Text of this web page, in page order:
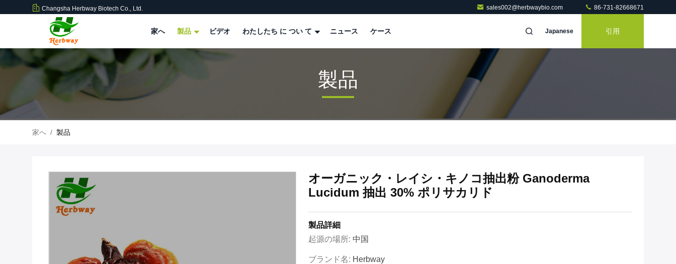
Changsha Herbway Biotech Co., Ltd. sales002@herbwaybio.com 86-731-82668671
家へ 製品 ビデオ わたしたち に つい て ニュース ケース Japanese 引用
製品
家へ / 製品
オーガニック・レイシ・キノコ抽出粉 Ganoderma
Lucidum 抽出 30% ポリサカリド
製品詳細
起源の場所: 中国
ブランド名: Herbway